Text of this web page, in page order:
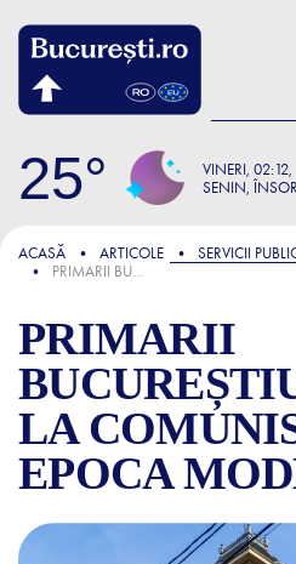
25 VINERI 02:12
SENIN,
FOCUS
ACASĂ ARTICOLE SERVICII PUBLICE ȘI
PRIMARII BUCUREȘTIULUI: DE LA COMUNISM LA EPOCA MODERNĂ
PRIMARII
LA
EPOCA
PRIMARII